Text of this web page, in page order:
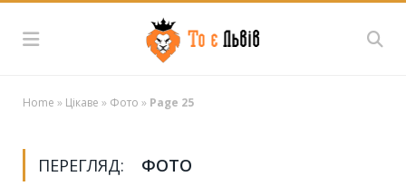
Home » Цікаве » Фото » Page 25
ПЕРЕГЛЯД: ФОТО